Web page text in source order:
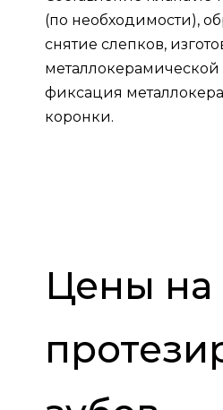
(по необходимости),
снятие слепков,
фиксация
коронки.
Цены на